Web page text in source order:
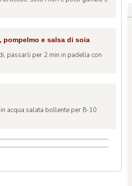
e salsa di soia
passarli per 2 min in padella con
acqua salata bollente per 8-10